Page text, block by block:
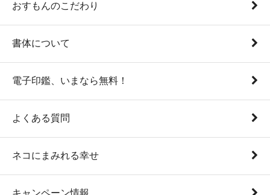
おすもんのこだわり
書体について
電子印鑑、いまなら無料！
よくある質問
ネコにまみれる幸せ